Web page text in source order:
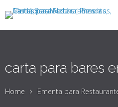
carta para bares
Home Ementa para